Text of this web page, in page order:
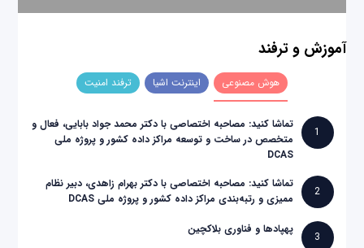
آموزش و ترفند
هوش مصنوعی اینترنت اشیا ترفند امنیت
1
تماشا کنید: مصاحبه اختصاصی با دکتر محمد جواد بابایی، فعال و
متخصص در ساخت و توسعه مراکز داده کشور و پروژه ملی
DCAS
2
تماشا کنید: مصاحبه اختصاصی با دکتر بهرام زاهدی، دبیر نظام
ممیزی و رتبه‌بندی مراکز داده کشور و پروژه ملی DCAS
3
پهپادها و فناوری بلاکچین